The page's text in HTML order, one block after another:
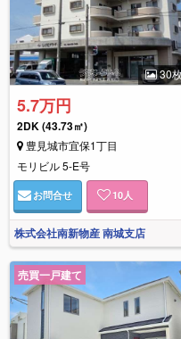
30
5.7万円
2DK(43.73㎡)
豊見城市宜保1丁目
モリビル 5-E号
お問合せ 10人
株式会社南新物産 南城支店
売買一戸建て